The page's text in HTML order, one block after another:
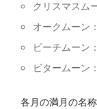
クリスマスム
オークムーン
ピーチムーン
ビタームーン
各月の満月の名